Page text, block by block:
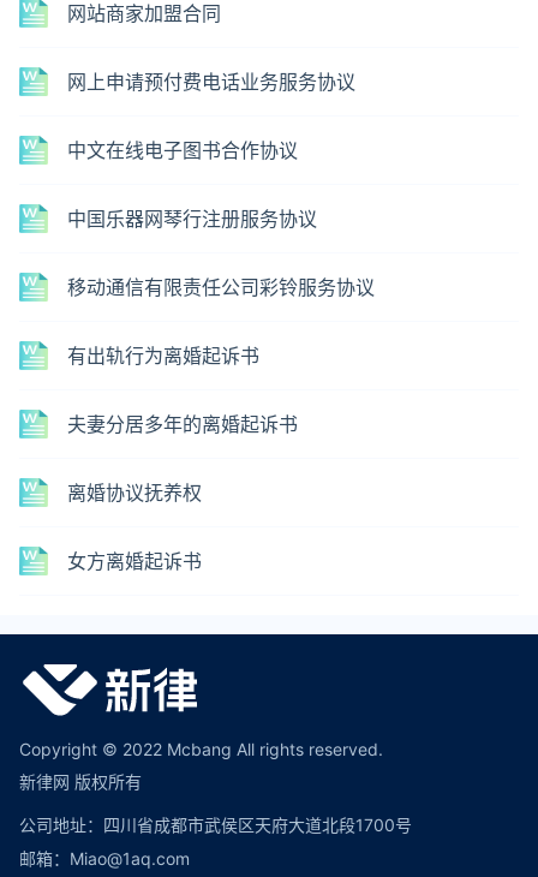
网站商家加盟合同
网上申请预付费电话业务服务协议
中文在线电子图书合作协议
中国乐器网琴行注册服务协议
移动通信有限责任公司彩铃服务协议
有出轨行为离婚起诉书
夫妻分居多年的离婚起诉书
离婚协议抚养权
女方离婚起诉书
Copyright © 2022 Mcbang All rights reserved.
新律网 版权所有
公司地址：四川省成都市武侯区天府大道北段1700号
邮箱：Miao@1aq.com